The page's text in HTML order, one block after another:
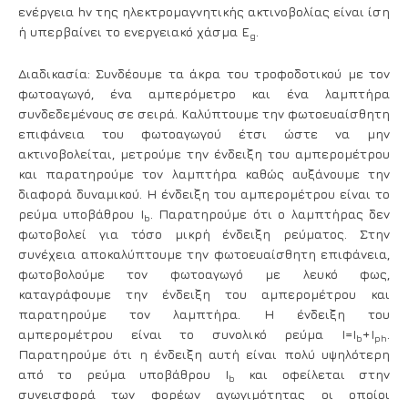
ενέργεια hν της ηλεκτρομαγνητικής ακτινοβολίας είναι ίση
ή υπερβαίνει το ενεργειακό χάσμα Eg
Διαδικασία: Συνδέουμε τα άκρα του τροφοδοτικού με τον
φωτοαγωγό, ένα αμπερόμετρο και ένα λαμπτήρα
συνδεδεμένους σε σειρά. Καλύπτουμε την φωτοευαίσθητη
επιφάνεια του φωτοαγωγού έτσι ώστε να μην
ακτινοβολείται, μετρούμε την ένδειξη του αμπερομέτρου
και παρατηρούμε τον λαμπτήρα καθώς αυξάνουμε την
διαφορά δυναμικού. Η ένδειξη του αμπερομέτρου είναι το
ρεύμα υποβάθρου Ib
. Παρατηρούμε ότι ο λαμπτήρας δεν
φωτοβολεί για τόσο μικρή ένδειξη ρεύματος. Στην
συνέχεια αποκαλύπτουμε την φωτοευαίσθητη επιφάνεια,
φωτοβολούμε τον φωτοαγωγό με λευκό φως,
καταγράφουμε την ένδειξη του αμπερομέτρου και
παρατηρούμε τον λαμπτήρα. Η ένδειξη του
αμπερομέτρου είναι το συνολικό ρεύμα
Ι=Ιb+Iph
Παρατηρούμε ότι η ένδειξη αυτή είναι πολύ υψηλότερη
από το ρεύμα υποβάθρου
Ib
και οφείλεται στην
συνεισφορά των φορέων αγωγιμότητας οι οποίοι